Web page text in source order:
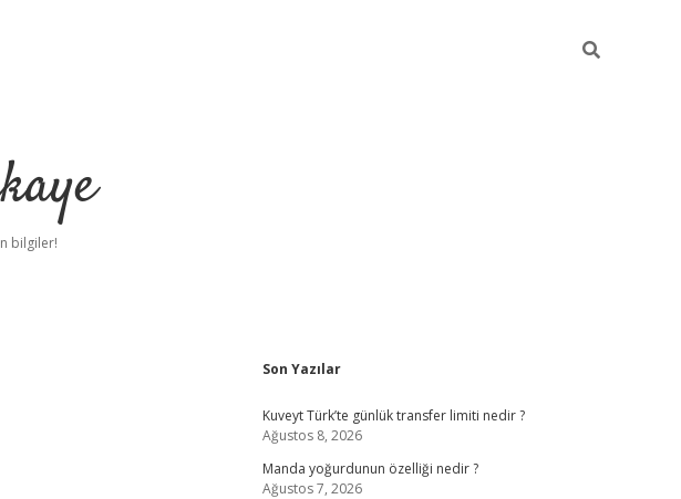
bilgiler!
Sidebar
Son Yazılar
Kuveyt Türk’te günlük transfer limiti nedir ?
Ağustos 8, 2026
Manda yoğurdunun özelliği nedir ?
Ağustos 7, 2026